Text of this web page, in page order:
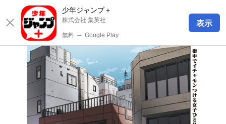
少年ジャンプ＋
株式会社 集英社
無料 ─ Google Play
表示